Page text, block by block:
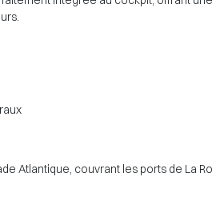
couvrant les ports de La